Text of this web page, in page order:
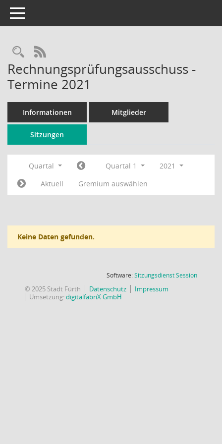
Toggle navigation
Rechercheauswahl
RSS-Feed
Rechnungsprüfungsausschuss -
Termine 2021
Informationen Mitglieder
Sitzungen
Quartal Quartal 1
2021
Aktuell
Gremium auswählen
Keine Daten gefunden.
Software:SitzungsdienstSession(Wird in
© 2025 Stadt Fürth Datenschutz
Impressum
Umsetzung:digitalfabriX GmbH